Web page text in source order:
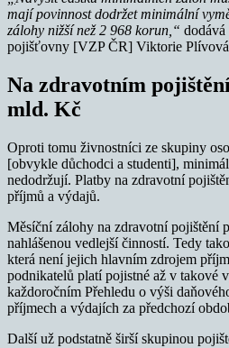
mají povinnost dodržet minimální
zálohy nižší než 2 968 korun,“
pojišťovny [VZP ČR] Viktorie
Na zdravotním
mld. Kč
Oproti tomu živnostníci ze skupiny
[obvykle důchodci a studenti],
nedodržují. Platby na zdravotní
příjmů a výdajů.
Měsíční zálohy na zdravotní pojištění
nahlášenou vedlejší činností. Tedy
která není jejich hlavním zdrojem
podnikatelů platí pojistné až v takové
každoročním Přehledu o výši
příjmech a výdajích za předchozí
Další už podstatně širší skupinou